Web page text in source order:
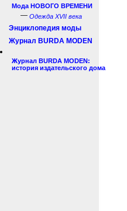
Мода НОВОГО ВРЕМЕНИ
— Одежда XVII века
Энциклопедия моды
Журнал BURDA MODEN
Журнал BURDA MODEN:
история издательского дома